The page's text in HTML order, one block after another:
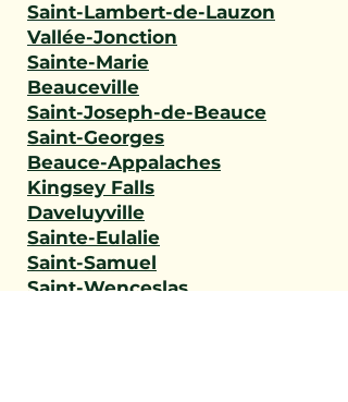
Saint-Lambert-de-Lauzon
Vallée-Jonction
Sainte-Marie
Beauceville
Saint-Joseph-de-Beauce
Saint-Georges
Beauce-Appalaches
Kingsey Falls
Daveluyville
Sainte-Eulalie
Saint-Samuel
Saint-Wenceslas